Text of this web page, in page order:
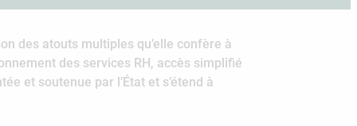
des atouts multiples qu’elle confère à
des services RH, accès simplifié
et soutenue par l’État et s’étend à